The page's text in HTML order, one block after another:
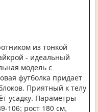
из тонкой
- идеальный
модель с
футболка придает
Приятный к телу
усадку. Параметры
106; рост 180 см,